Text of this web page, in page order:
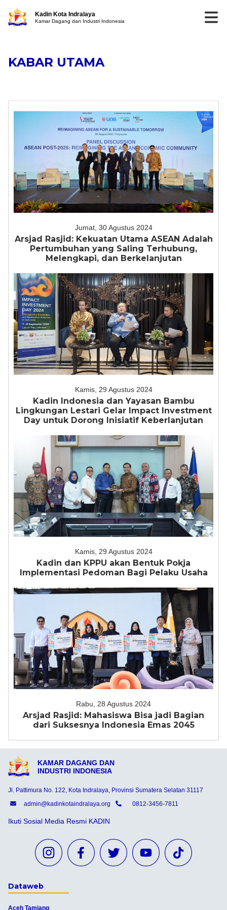
Kadin Kota Indralaya
Kamar Dagang dan Industri Indonesia
KABAR UTAMA
Jumat, 30 Agustus 2024
Arsjad Rasjid: Kekuatan Utama ASEAN Adalah
Pertumbuhan yang Saling Terhubung,
Melengkapi, dan Berkelanjutan
Kamis, 29 Agustus 2024
Kadin Indonesia dan Yayasan Bambu
Lingkungan Lestari Gelar Impact Investment
Day untuk Dorong Inisiatif Keberlanjutan
Kamis, 29 Agustus 2024
Kadin dan KPPU akan Bentuk Pokja
Implementasi Pedoman Bagi Pelaku Usaha
Rabu, 28 Agustus 2024
Arsjad Rasjid: Mahasiswa Bisa jadi Bagian
dari Suksesnya Indonesia Emas 2045
KAMAR DAGANG DAN
INDUSTRI INDONESIA
Jl. Pattimura No. 122, Kota Indralaya, Provinsi Sumatera Selatan 31117
admin@kadinkotaindralaya.org
0812-3456-7811
Ikuti Sosial Media Resmi KADIN
Dataweb
Aceh Tamiang